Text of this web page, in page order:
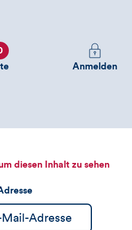
Melden
Sie
sehen
Anmelden
diesen Inhalt zu sehen